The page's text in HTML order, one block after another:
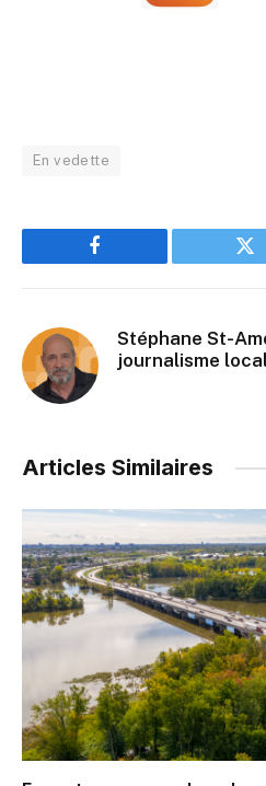
En vedette
Facebook
Stéphane St-
journalisme
Articles Similaires